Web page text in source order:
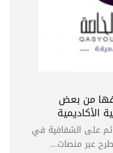
من بعض
الأكاديمية
على الشفافية في
عبر منصات...